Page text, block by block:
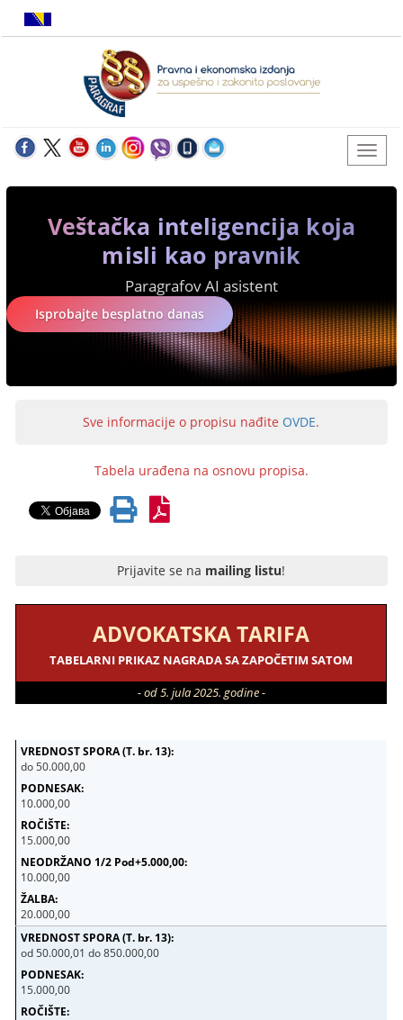
Veštačka inteligencija koja
misli kao pravnik
Paragrafov AI asistent
Isprobajte besplatno danas
Sve informacije o propisu nađite OVDE.
Tabela urađena na osnovu propisa.
Prijavite se na mailing listu!
ADVOKATSKA TARIFA
TABELARNI PRIKAZ NAGRADA SA ZAPOČETIM SATOM
- od 5. jula 2025. godine -
do 50.000,00
10.000,00
15.000,00
10.000,00
20.000,00
od 50.000,01 do 850.000,00
15.000,00